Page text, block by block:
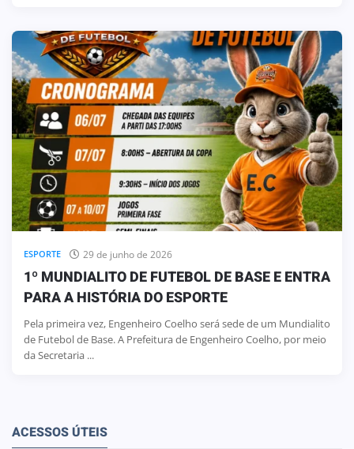
ESPORTE 29 de junho de 2026
1º MUNDIALITO DE FUTEBOL DE BASE E ENTRA
PARA A HISTÓRIA DO ESPORTE
Pela primeira vez, Engenheiro Coelho será sede de um Mundialito
de Futebol de Base. A Prefeitura de Engenheiro Coelho, por meio
da Secretaria ...
ACESSOS ÚTEIS